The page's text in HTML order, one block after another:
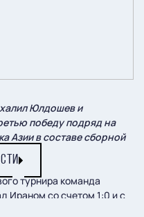
Юлдошев и
победу подряд на
Азии в составе сборной
турнира команда
Ираном со счетом 1:0 и с